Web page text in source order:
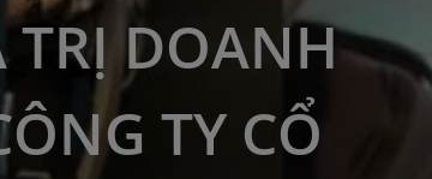
DOANH
TY CỔ